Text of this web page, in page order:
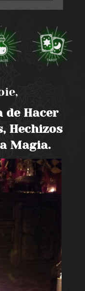
de Hacer
Hechizos
Magia.